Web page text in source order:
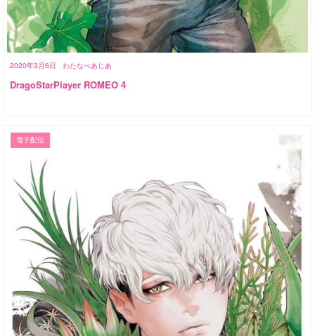
2020年3月6日 わたなべあじあ
DragoStarPlayer ROMEO 4
電子配信